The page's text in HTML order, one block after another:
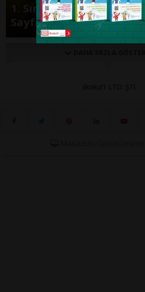
1. Sınıf Paralarımız
Sayfaları